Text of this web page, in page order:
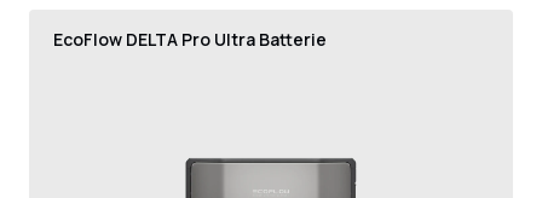
EcoFlow DELTA Pro Ultra Batterie